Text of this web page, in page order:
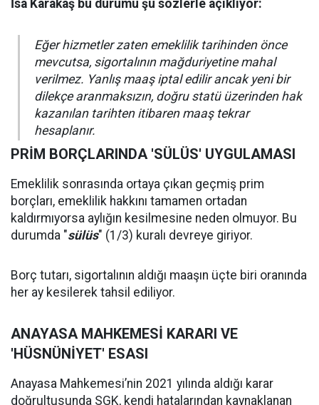
İsa Karakaş bu durumu şu sözlerle açıklıyor:
Eğer hizmetler zaten emeklilik tarihinden önce
mevcutsa, sigortalının mağduriyetine mahal
verilmez. Yanlış maaş iptal edilir ancak yeni bir
dilekçe aranmaksızın, doğru statü üzerinden hak
kazanılan tarihten itibaren maaş tekrar
hesaplanır.
PRİM BORÇLARINDA 'SÜLÜS' UYGULAMASI
Emeklilik sonrasında ortaya çıkan geçmiş prim
borçları, emeklilik hakkını tamamen ortadan
kaldırmıyorsa aylığın kesilmesine neden olmuyor. Bu
durumda "sülüs" (1/3) kuralı devreye giriyor.
Borç tutarı, sigortalının aldığı maaşın üçte biri oranında
her ay kesilerek tahsil ediliyor.
ANAYASA MAHKEMESİ KARARI VE
'HÜSNÜNİYET' ESASI
Anayasa Mahkemesi’nin 2021 yılında aldığı karar
doğrultusunda SGK, kendi hatalarından kaynaklanan